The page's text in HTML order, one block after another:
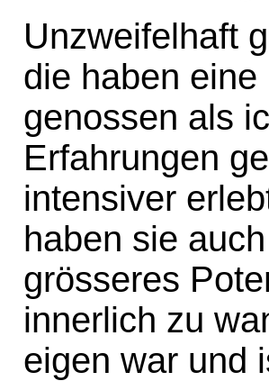
Unzweifelhaft
die haben
genossen als
Erfahrungen
intensiver
haben sie
grösseres
innerlich zu
eigen war und